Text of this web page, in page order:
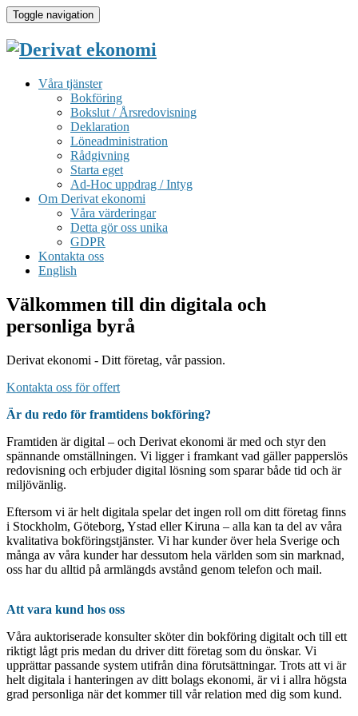
Toggle navigation
Våra tjänster
Bokföring
Bokslut / Årsredovisning
Deklaration
Löneadministration
Rådgivning
Starta eget
Ad-Hoc uppdrag / Intyg
Om Derivat ekonomi
Våra värderingar
Detta gör oss unika
GDPR
Kontakta oss
English
Välkommen till din digitala och
personliga byrå
Derivat ekonomi - Ditt företag, vår passion.
Kontakta oss för offert
Är du redo för framtidens bokföring?
Framtiden är digital – och Derivat ekonomi är med och styr den
spännande omställningen. Vi ligger i framkant vad gäller papperslös
redovisning och erbjuder digital lösning som sparar både tid och är
miljövänlig.
Eftersom vi är helt digitala spelar det ingen roll om ditt företag finns
i Stockholm, Göteborg, Ystad eller Kiruna – alla kan ta del av våra
kvalitativa bokföringstjänster. Vi har kunder över hela Sverige och
många av våra kunder har dessutom hela världen som sin marknad,
oss har du alltid på armlängds avstånd genom telefon och mail.
Att vara kund hos oss
Våra auktoriserade konsulter sköter din bokföring digitalt och till ett
riktigt lågt pris medan du driver ditt företag som du önskar. Vi
upprättar passande system utifrån dina förutsättningar. Trots att vi är
helt digitala i hanteringen av ditt bolags ekonomi, är vi i allra högsta
grad personliga när det kommer till vår relation med dig som kund.